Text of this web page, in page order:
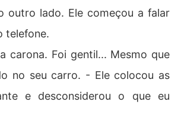
outro lado. Ele começou a falar
telefone.
carona. Foi gentil... Mesmo que
no seu carro. - Ele colocou as
e desconsiderou o que eu